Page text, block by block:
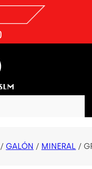
/ GALÓN / MINERAL /